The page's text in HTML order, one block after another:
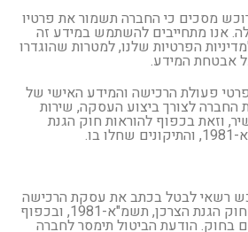
מסכים כי החברה תשמור את פרטיו
אנו מתחייבים להשתמש במידע זה
הפרטיות שלנו, למטרות שהוגדרו
אבטחת המידע.
פעולת הרכישה והמידע האישי של
לצורך ביצוע העסקה, שירות
וזאת בכפוף להוראות חוק הגנת
בו.
רשאי לבטל בכתב את עסקת הרכישה
בהתאם להוראות חוק הגנת הצרכן, תשמ"א-1981, ובכפוף
בחוק. הודעת הביטול תימסר לחברה